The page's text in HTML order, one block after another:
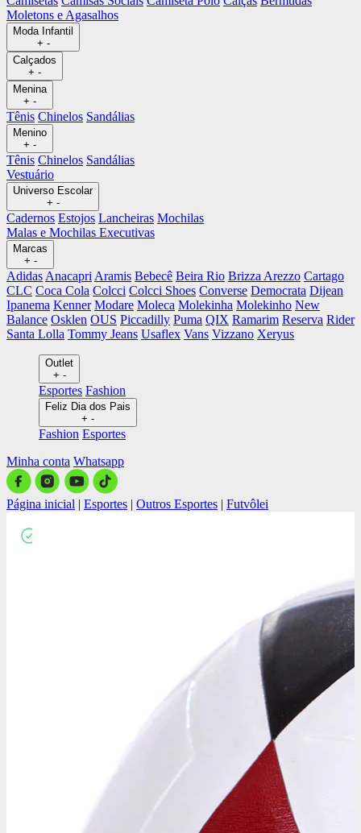
Moletons e Agasalhos
Moda Infantil
+ -
Calçados
+ -
Menina
+ -
Tênis Chinelos Sandálias
Menino
+ -
Tênis Chinelos Sandálias
Vestuário
Universo Escolar
+ -
Cadernos Estojos Lancheiras Mochilas
Malas e Mochilas Executivas
Marcas
+ -
Adidas Anacapri Aramis Bebecê Beira Rio Brizza Arezzo Cartago
CLC Coca Cola Colcci Colcci Shoes Converse Democrata Dijean
Ipanema Kenner Modare Moleca Molekinha Molekinho New
Balance Osklen OUS Piccadilly Puma QIX Ramarim Reserva Rider
Santa Lolla Tommy Jeans Usaflex Vans Vizzano Xeryus
Outlet
+ -
Esportes Fashion
Feliz Dia dos Pais
+ -
Fashion Esportes
Minha conta Whatsapp
Página inicial | Esportes | Outros Esportes | Futvôlei